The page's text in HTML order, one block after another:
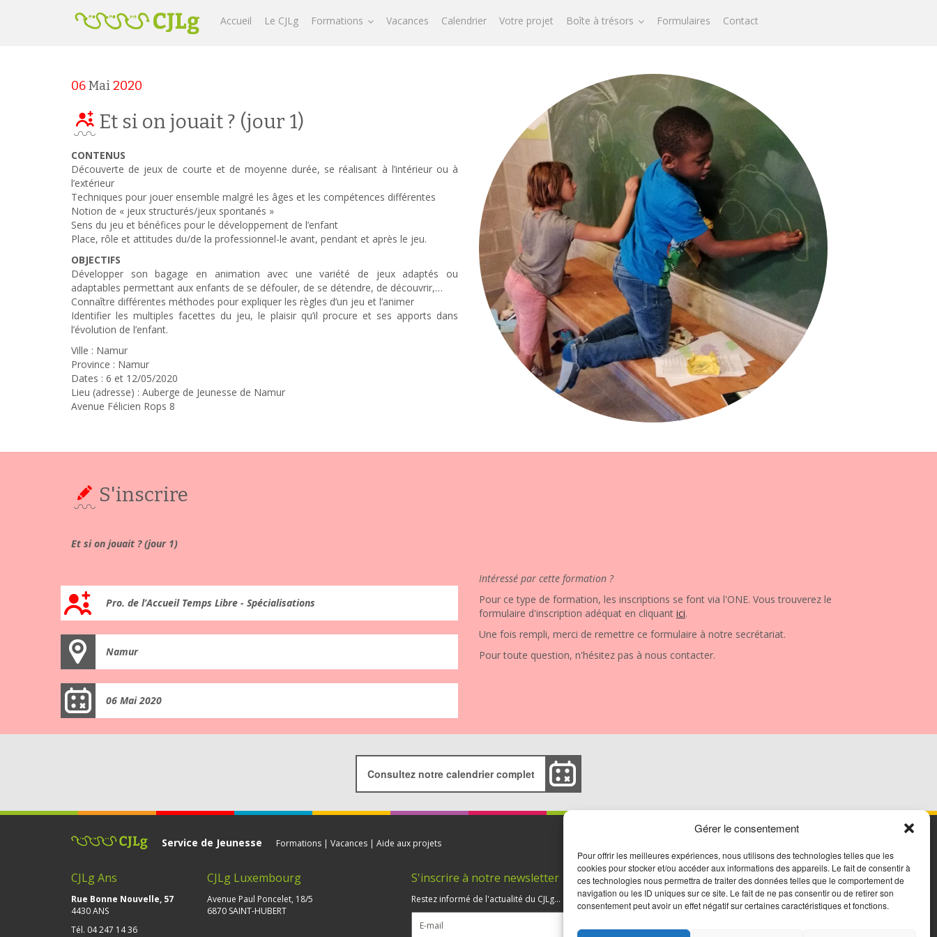
Gérer le consentement
Pour offrir les meilleures expériences, nous utilisons des technologies telles que les
cookies pour stocker et/ou accéder aux informations des appareils. Le fait de consentir à
ces technologies nous permettra de traiter des données telles que le comportement de
navigation ou les ID uniques sur ce site. Le fait de ne pas consentir ou de retirer son
consentement peut avoir un effet négatif sur certaines caractéristiques et fonctions.
Accueil Le CJLg Formations Vacances Calendrier Votre projet Boîte à trésors Formulaires Contact
06Mai 2020
Et si on jouait ? (jour 1)
CONTENUS
Découverte de jeux de courte et de moyenne durée, se réalisant à l’intérieur ou à
l’extérieur
Techniques pour jouer ensemble malgré les âges et les compétences différentes
Notion de « jeux structurés/jeux spontanés »
Sens du jeu et bénéfices pour le développement de l’enfant
Place, rôle et attitudes du/de la professionnel-le avant, pendant et après le jeu.
OBJECTIFS
Développer son bagage en animation avec une variété de jeux adaptés ou
adaptables permettant aux enfants de se défouler, de se détendre, de découvrir,…
Connaître différentes méthodes pour expliquer les règles d’un jeu et l’animer
Identifier les multiples facettes du jeu, le plaisir qu’il procure et ses apports dans
l’évolution de l’enfant.
Ville : Namur
Province : Namur
Dates : 6 et 12/05/2020
Lieu (adresse) : Auberge de Jeunesse de Namur
Avenue Félicien Rops 8
S'inscrire
Et si on jouait ? (jour 1)
Pro. de l’Accueil Temps Libre - Spécialisations
Namur
06 Mai 2020
Intéressé par cette formation ?
Pour ce type de formation, les inscriptions se font via l'ONE. Vous trouverez le
formulaire d'inscription adéquat en cliquant ici.
Une fois rempli, merci de remettre ce formulaire à notre secrétariat.
Pour toute question, n'hésitez pas à nous contacter.
Consultez notre calendrier complet
Service de Jeunesse Formations | Vacances | Aide aux projets
CJLg Ans
Rue Bonne Nouvelle, 57
4430 ANS
Tél. 04 247 14 36
CJLg Luxembourg
Avenue Paul Poncelet, 18/5
6870 SAINT-HUBERT
S'inscrire à notre newsletter
Restez informé de l'actualité du CJLg...
Réseaux sociaux
Retrouvez le CJLg sur :